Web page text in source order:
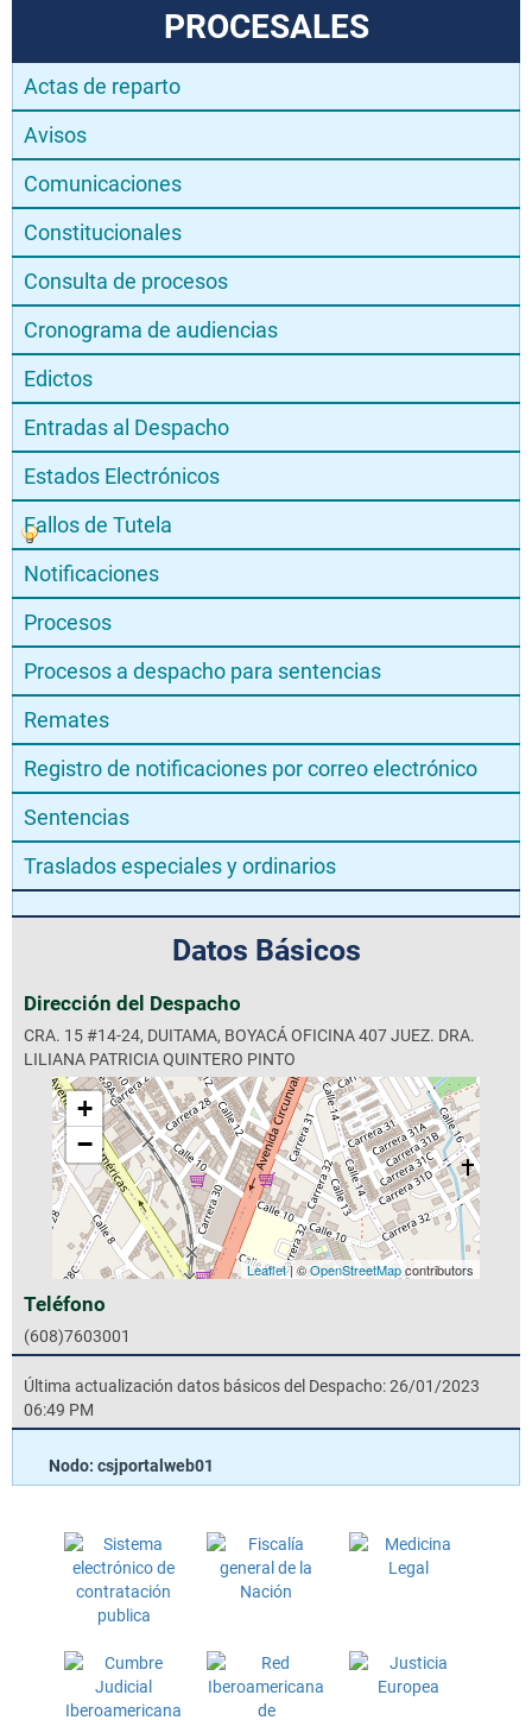
PROCESALES
Actas de reparto
Avisos
Comunicaciones
Constitucionales
Consulta de procesos
Cronograma de audiencias
Edictos
Entradas al Despacho
Estados Electrónicos
Fallos de Tutela
Notificaciones
Procesos
Procesos a despacho para sentencias
Remates
Registro de notificaciones por correo electrónico
Sentencias
Traslados especiales y ordinarios
Datos Básicos
Dirección del Despacho
CRA. 15 #14-24, DUITAMA, BOYACÁ OFICINA 407 JUEZ. DRA.
LILIANA PATRICIA QUINTERO PINTO
+
−
Leaflet| ©OpenStreetMapcontributors
Teléfono
(608)7603001
Última actualización datos básicos del Despacho: 26/01/2023
06:49 PM
Nodo: csjportalweb01